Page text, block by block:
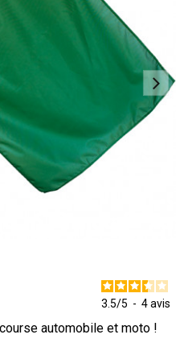
3.5/5 - 4avis
automobile et moto !